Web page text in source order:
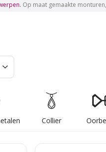
Op maat gemaakte
Collier